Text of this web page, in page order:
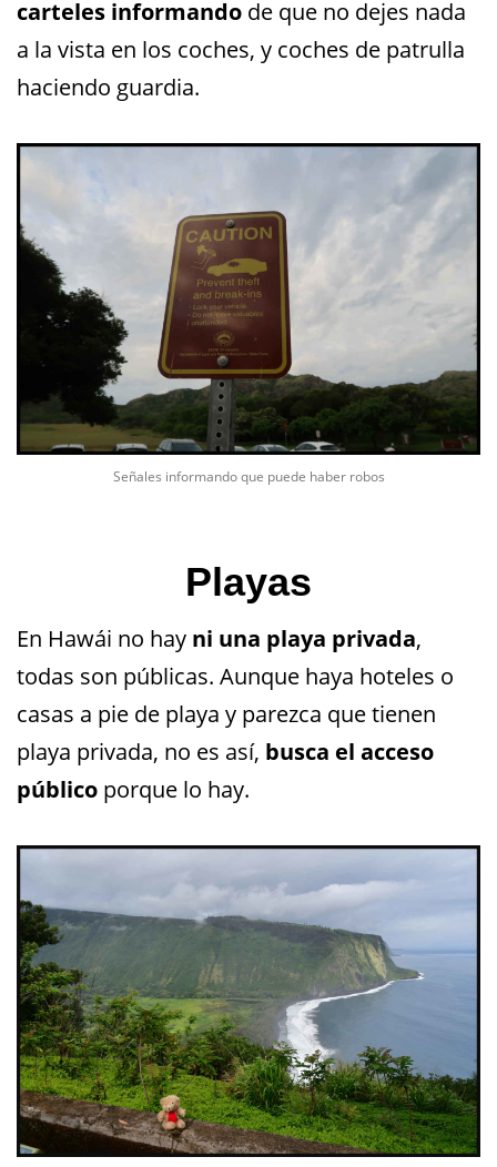
carteles informando de que no dejes nada
a la vista en los coches, y coches de patrulla
haciendo guardia.
Señales informando que puede haber robos
Playas
En Hawái no hay ni una playa privada,
todas son públicas. Aunque haya hoteles o
casas a pie de playa y parezca que tienen
playa privada, no es así, busca el acceso
público porque lo hay.